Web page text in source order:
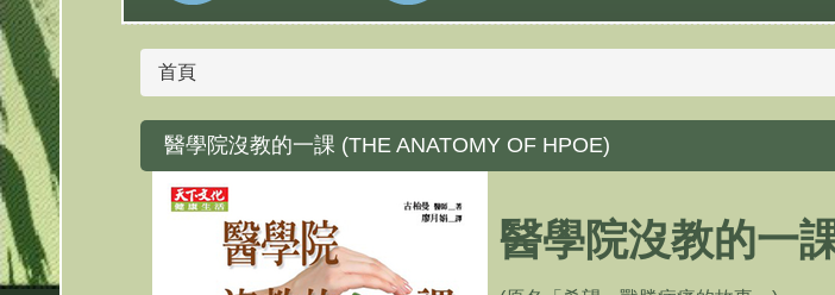
首頁
醫學院沒教的一課 (THE ANATOMY OF HPOE)
醫學院沒教的一